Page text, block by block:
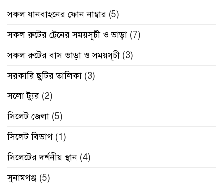
সকল যানবাহনের ফোন নাম্বার (5)
সকল রুটের ট্রেনের সময়সূচী ও ভাড়া (7)
সকল রুটের বাস ভাড়া ও সময়সূচী(3)
সরকারি ছুটির তালিকা (3)
সলো ট্যুর (2)
সিলেট জেলা (5)
সিলেট বিভাগ (1)
সিলেটের দর্শনীয় স্থান (4)
সুনামগঞ্জ (5)